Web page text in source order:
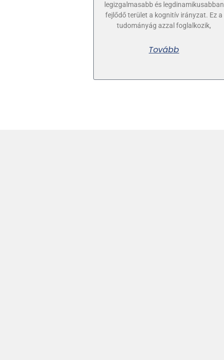
legizgalmasabb és legdinamikusabban
fejlődő terület a kognitív irányzat. Ez a
tudományág azzal foglalkozik,
Tovább